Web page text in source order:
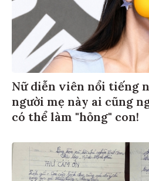
Nữ diễn viên nổi tiếng
người mẹ này ai cũng
có thể làm "hỏng" con!